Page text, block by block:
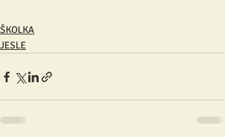
ŠKOLKA
JESLE